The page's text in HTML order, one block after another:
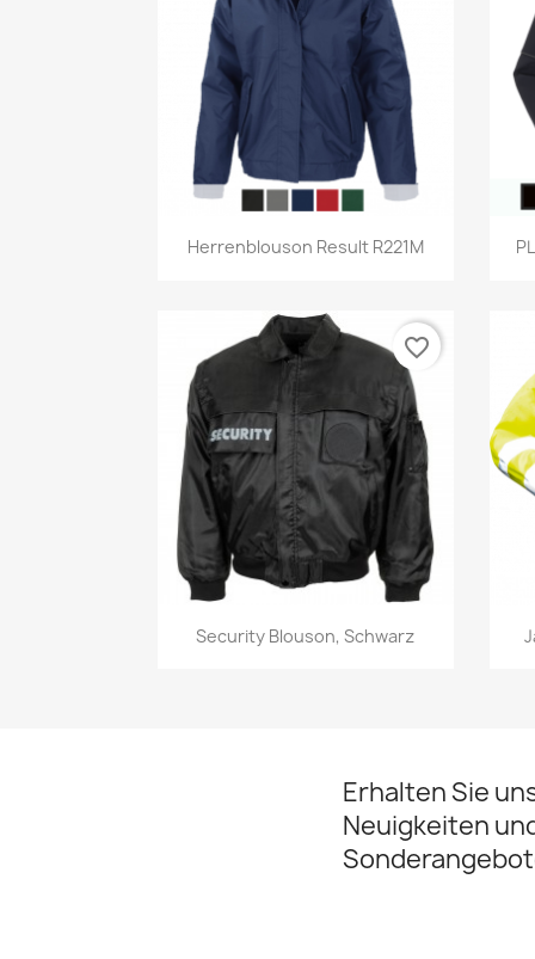
Vorschau
Herrenblouson Result R221M
Vorschau
Security Blouson, Schwarz
favorite_border
Erhalten Sie
Neuigkeiten